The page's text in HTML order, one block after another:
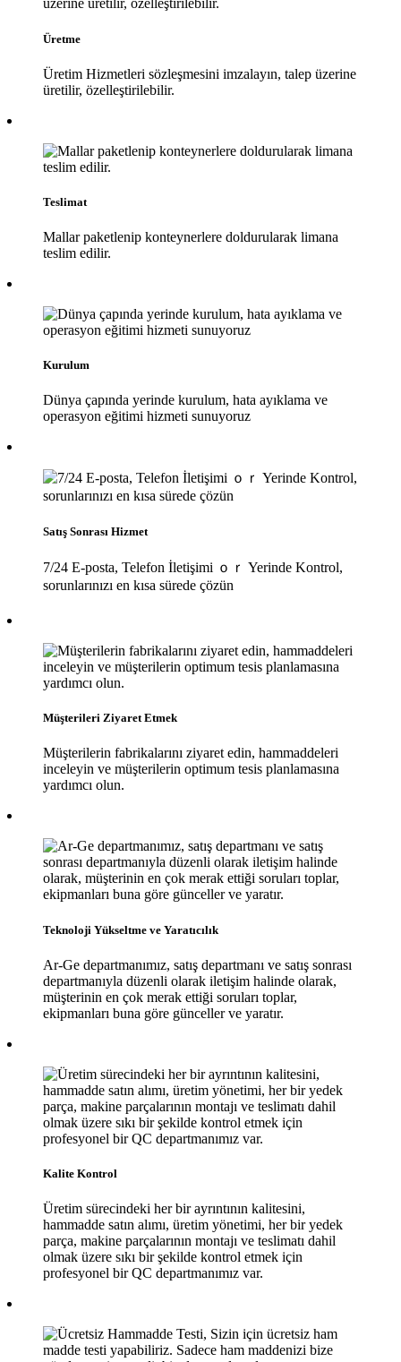
Üretme
Üretim Hizmetleri sözleşmesini imzalayın, talep üzerine
üretilir, özelleştirilebilir.
Teslimat
Mallar paketlenip konteynerlere doldurularak limana
teslim edilir.
Kurulum
Dünya çapında yerinde kurulum, hata ayıklama ve
operasyon eğitimi hizmeti sunuyoruz
Satış Sonrası Hizmet
7/24 E-posta, Telefon İletişimi ｏｒ Yerinde Kontrol,
sorunlarınızı en kısa sürede çözün
Müşterileri Ziyaret Etmek
Müşterilerin fabrikalarını ziyaret edin, hammaddeleri
inceleyin ve müşterilerin optimum tesis planlamasına
yardımcı olun.
Teknoloji Yükseltme ve Yaratıcılık
Ar-Ge departmanımız, satış departmanı ve satış sonrası
departmanıyla düzenli olarak iletişim halinde olarak,
müşterinin en çok merak ettiği soruları toplar,
ekipmanları buna göre günceller ve yaratır.
Kalite Kontrol
Üretim sürecindeki her bir ayrıntının kalitesini,
hammadde satın alımı, üretim yönetimi, her bir yedek
parça, makine parçalarının montajı ve teslimatı dahil
olmak üzere sıkı bir şekilde kontrol etmek için
profesyonel bir QC departmanımız var.